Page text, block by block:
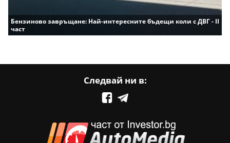
Бензиново завръщане: Най-интересните бъдещи коли с ДВГ - II
част
Следвай ни в: